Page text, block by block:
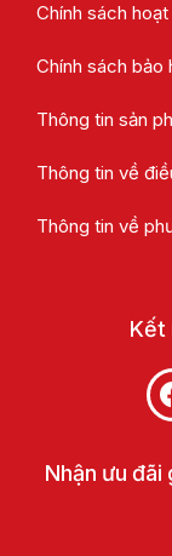
Chính sách
Chính sách bảo
Thông tin sản
Thông tin về
Thông tin về
Kết
Nhận ưu đãi